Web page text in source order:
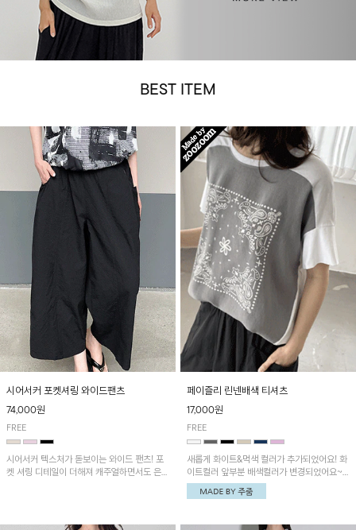
BEST ITEM
시어서커 포켓셔링 와이드팬츠
74,000원
FREE
시어서커 텍스처가 돋보이는 와이드 팬츠! 포
켓 셔링 디테일이 더해져 캐주얼하면서도 은은
아이템으로 활용하기 좋아요~
페이즐리 린넨배색 티셔츠
17,000원
FREE
새롭게 화이트&먹색 컬러가 추가되었어요! 화
이트컬러 앞부분 배색컬러가 변경되었어요~
중앙 린넨배색으로 유니크하면서 페이즐리 패
턴으로 감각적인 분위기를 연출이 가능한 티셔